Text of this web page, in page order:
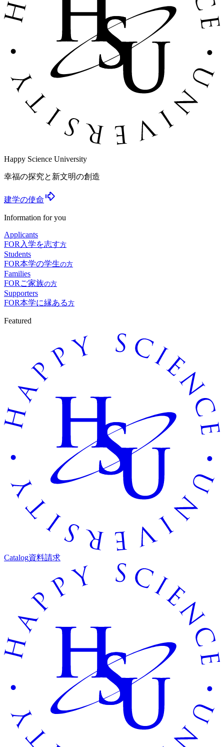
Happy Science University
幸福の探究と新文明の創造
建学の使命
Information for you
Applicants
FOR 入学を志す方
Students
FOR本学の学生の方
Families
FOR ご家族の方
Supporters
FOR本学に縁ある方
Featured
Catalog資料請求